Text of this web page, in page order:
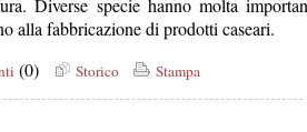
Diverse specie hanno molta
alla fabbricazione di prodotti caseari.
(0) Storico Stampa